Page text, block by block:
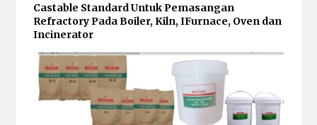
Castable Standard Untuk Pemasangan
Refractory Pada Boiler, Kiln, IFurnace, Oven dan
Incinerator